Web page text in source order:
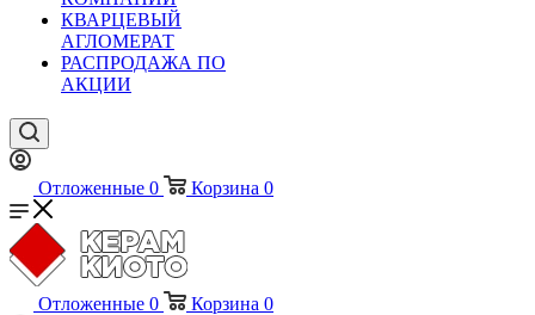
КВАРЦЕВЫЙ
АГЛОМЕРАТ
РАСПРОДАЖА ПО
АКЦИИ
Отложенные 0 Корзина 0
Отложенные 0 Корзина 0